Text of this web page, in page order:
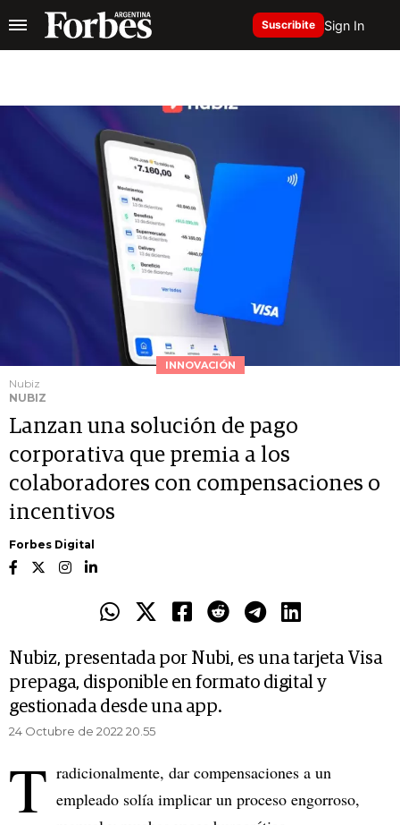
Suscribite Sign In
INNOVACIÓN
Nubiz
NUBIZ
Lanzan una solución de pago
corporativa que premia a los
colaboradores con compensaciones o
incentivos
Forbes Digital
Nubiz, presentada por Nubi, es una tarjeta Visa
prepaga, disponible en formato digital y
gestionada desde una app.
24 Octubre de 2022 20.55
T radicionalmente, dar compensaciones a un
empleado solía implicar un proceso engorroso,